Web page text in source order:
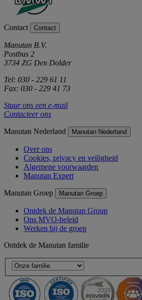
Contact Contact
Manutan B.V.
Postbus 2
3734 ZG Den Dolder
Tel: 030 - 229 61 11
Fax: 030 - 229 41 73
Stuur ons een e-mail
Contacteer ons
Manutan Nederland Manutan Nederland
Over ons
Cookies, privacy en veiligheid
Algemene voorwaarden
Manutan Expert
Manutan Groep Manutan Groep
Ontdek de Manutan Group
Ons MVO-beleid
Werken bij de groep
Ontdek de Manutan familie